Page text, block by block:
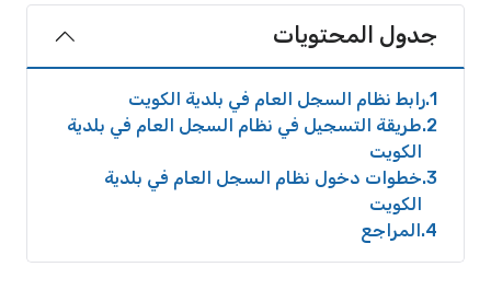
جدول المحتويات
1 رابط نظام السجل العام في بلدية الكويت
2 طريقة التسجيل في نظام السجل العام في بلدية
الكويت
3 خطوات دخول نظام السجل العام في بلدية
الكويت
4 المراجع